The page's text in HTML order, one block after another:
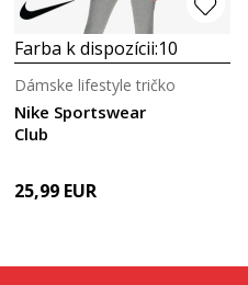
Farba k dispozícii:10
Nike Sportswear
Club
Dámske lifestyle tričko
25,99 EUR